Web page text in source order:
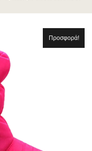
Προσφορά!